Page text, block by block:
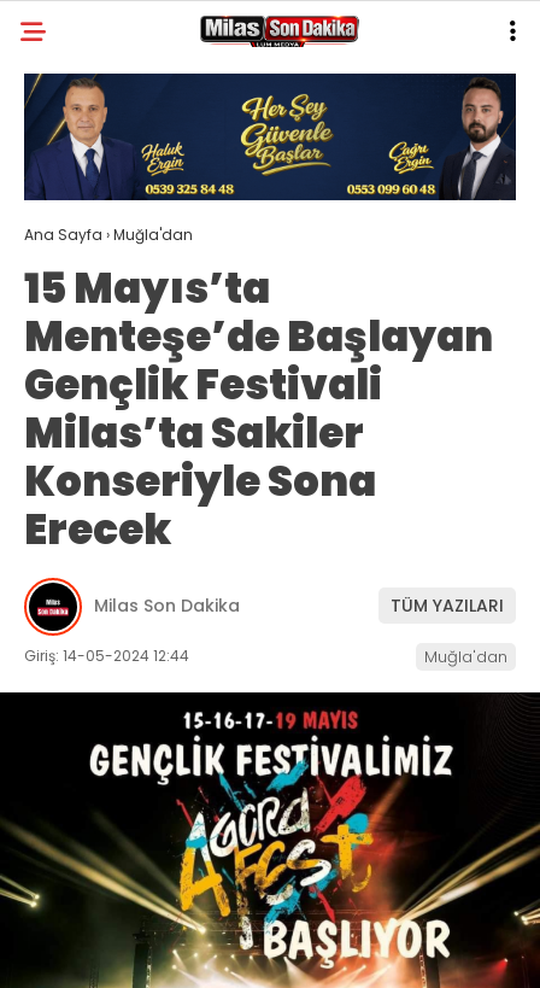
WhatsApp
İhbar Hattı
Facebook
30.3
GALERİ YAZARLAR
MILAS
MUĞLA’DAN
ASAYIŞ
GÜNDEM
EKONOMI
SPOR
VEFAT
GENEL
İLETIŞIM
KÜNYE
Ana Sayfa ›Muğla'dan
15 Mayıs’ta
Menteşe’de Başlayan
Gençlik Festivali
Milas’ta Sakiler
Konseriyle Sona
Erecek
Milas Son Dakika TÜM YAZILARI
Giriş: 14-05-2024 12:44 Muğla'dan